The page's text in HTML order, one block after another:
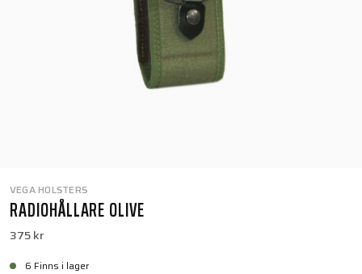
VEGA HOLSTERS
RADIOHÅLLARE OLIVE
375 kr
6 Finns i lager